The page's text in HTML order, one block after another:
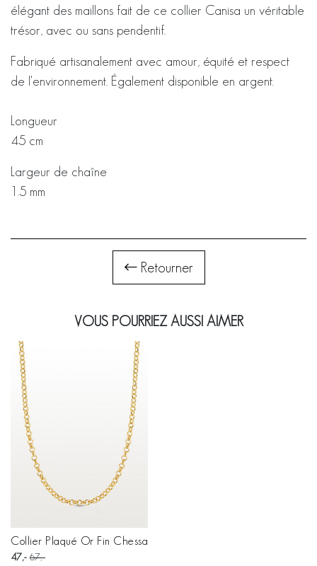
élégant des maillons fait de ce collier Canisa un véritable
trésor, avec ou sans pendentif.
Fabriqué artisanalement avec amour, équité et respect
de l'environnement. Également disponible en argent.
Longueur
45 cm
Largeur de chaîne
1.5 mm
Retourner
VOUS POURRIEZ AUSSI AIMER
Collier Plaqué Or Fin Chessa
47 67